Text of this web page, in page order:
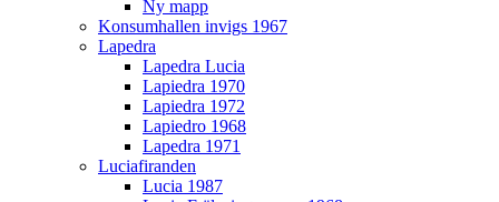
Ny mapp
Konsumhallen invigs 1967
Lapedra
Lapedra Lucia
Lapiedra 1970
Lapiedra 1972
Lapiedro 1968
Lapedra 1971
Luciafiranden
Lucia 1987